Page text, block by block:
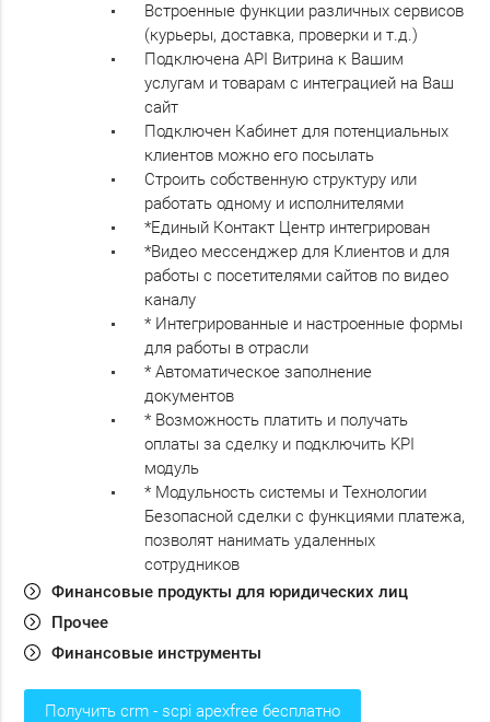
Встроенные функции различных сервисов
(курьеры, доставка, проверки и т.д.)
Подключена API Витрина к Вашим
услугам и товарам с интеграцией на Ваш
сайт
Подключен Кабинет для потенциальных
клиентов можно его посылать
Строить собственную структуру или
работать одному и исполнителями
*Единый Контакт Центр интегрирован
*Видео мессенджер для Клиентов и для
работы с посетителями сайтов по видео
каналу
* Интегрированные и настроенные формы
для работы в отрасли
* Автоматическое заполнение
документов
* Возможность платить и получать
оплаты за сделку и подключить KPI
модуль
* Модульность системы и Технологии
Безопасной сделки с функциями платежа,
позволят нанимать удаленных
сотрудников
Финансовые продукты для юридических лиц
Прочее
Финансовые инструменты
получить crm - scpi apexfree бесплатно